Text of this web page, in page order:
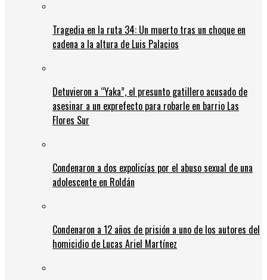
Tragedia en la ruta 34: Un muerto tras un choque en
cadena a la altura de Luis Palacios
Detuvieron a “Yaka”, el presunto gatillero acusado de
asesinar a un exprefecto para robarle en barrio Las
Flores Sur
Condenaron a dos expolicías por el abuso sexual de una
adolescente en Roldán
Condenaron a 12 años de prisión a uno de los autores del
homicidio de Lucas Ariel Martínez